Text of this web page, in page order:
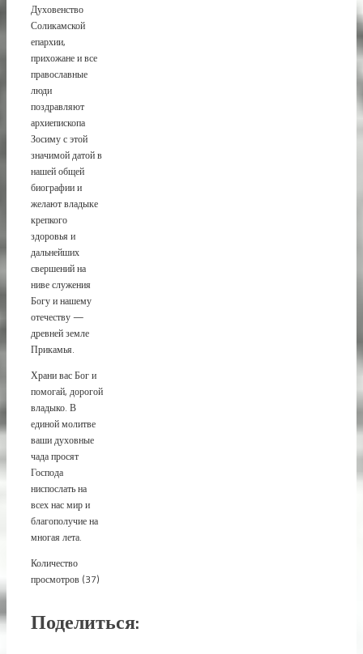
Духовенство
Соликамской
епархии,
прихожане и все
православные
люди
поздравляют
архиепископа
Зосиму с этой
значимой датой в
нашей общей
биографии и
желают владыке
крепкого
здоровья и
дальнейших
свершений на
ниве служения
Богу и нашему
отечеству —
древней земле
Прикамья.
Храни вас Бог и
помогай, дорогой
владыко. В
единой молитве
ваши духовные
чада просят
Господа
ниспослать на
всех нас мир и
благополучие на
многая лета.
Количество
просмотров (37)
Поделиться: